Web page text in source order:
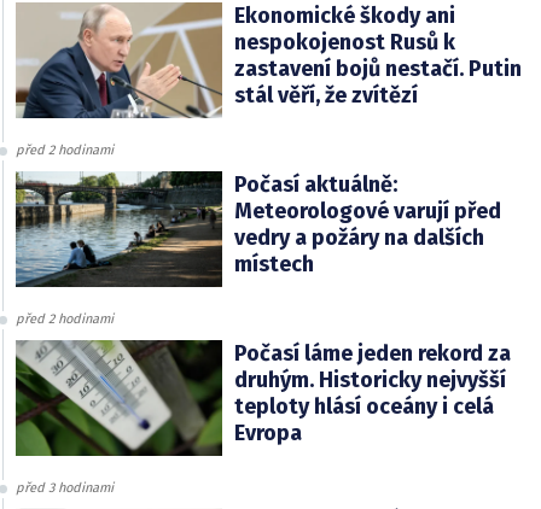
Ekonomické škody ani
nespokojenost Rusů k
zastavení bojů nestačí. Putin
stál věří, že zvítězí
před 2 hodinami
Počasí aktuálně:
Meteorologové varují před
vedry a požáry na dalších
místech
před 2 hodinami
Počasí láme jeden rekord za
druhým. Historicky nejvyšší
teploty hlásí oceány i celá
Evropa
před 3 hodinami